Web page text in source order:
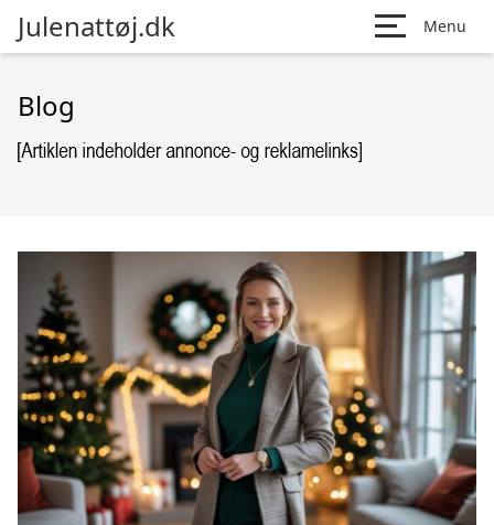
Julenattøj.dk Menu
Blog